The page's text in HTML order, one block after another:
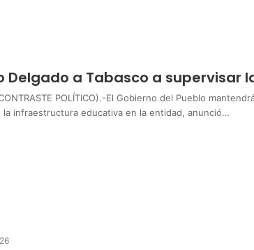
Delgado a Tabasco a supervisar
POLÍTICO).-El Gobierno del Pueblo
infraestructura educativa en la entidad, anunció…